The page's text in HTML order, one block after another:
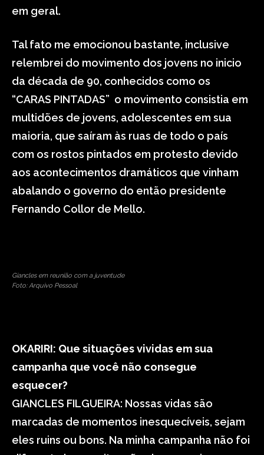
em geral.
Tal fato me emocionou bastante, inclusive
relembrei do movimento dos jovens no inicio
da década de 90, conhecidos como os
“CARAS PINTADAS” o movimento consistia em
multidões de jovens, adolescentes em sua
maioria, que saíram às ruas de todo o país
com os rostos pintados em protesto devido
aos acontecimentos dramáticos que vinham
abalando o governo do então presidente
Fernando Collor de Mello.
Giancles em reunião com a juventude
Foto: Arquivo Pessoal
OKARIRI: Que situações vividas em sua
campanha que você não consegue
esquecer?
GIANCLES FILGUEIRA: Nossas vidas são
marcadas de momentos inesquecíveis, sejam
eles ruins ou bons. Na minha campanha não foi